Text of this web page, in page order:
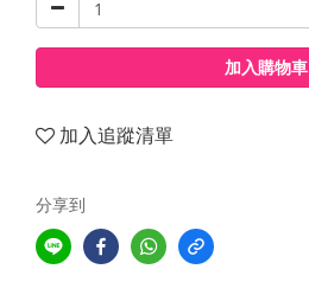
加入購物車
加入追蹤清單
分享到